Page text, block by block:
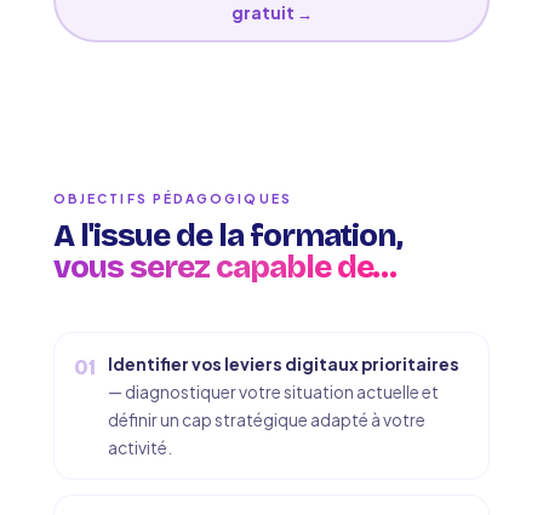
gratuit →
OBJECTIFS PÉDAGOGIQUES
A l'issue de la formation,
vous serez capable de…
01
Identifier vos leviers digitaux prioritaires
— diagnostiquer votre situation actuelle et
définir un cap stratégique adapté à votre
activité.